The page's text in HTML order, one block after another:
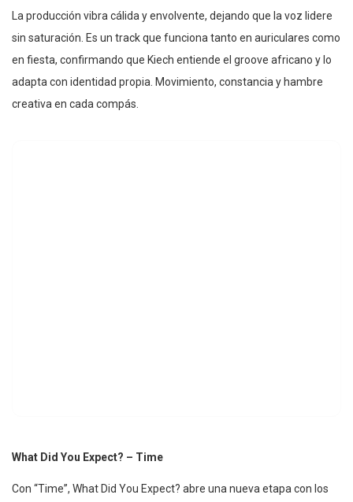
La producción vibra cálida y envolvente, dejando que la voz lidere
sin saturación. Es un track que funciona tanto en auriculares como
en fiesta, confirmando que Kiech entiende el groove africano y lo
adapta con identidad propia. Movimiento, constancia y hambre
creativa en cada compás.
What Did You Expect? – Time
Con “Time”, What Did You Expect? abre una nueva etapa con los